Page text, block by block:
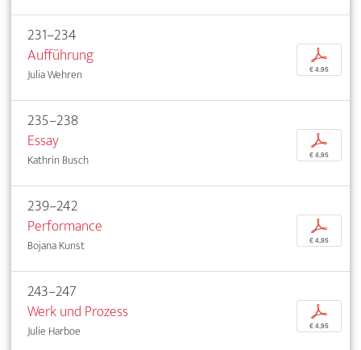
231–234
Aufführung
Julia Wehren
p
€ 4,95
235–238
Essay
Kathrin Busch
p
€ 4,95
239–242
Performance
Bojana Kunst
p
€ 4,95
243–247
Werk und Prozess
Julie Harboe
p
€ 4,95